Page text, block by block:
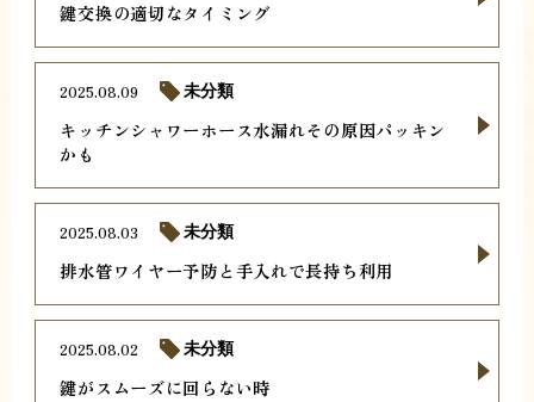
鍵交換の適切なタイミング
キッチンシャワーホース水漏れその原因パッキン
かも
2025.08.09 未分類
排水管ワイヤー予防と手入れで長持ち利用
2025.08.03 未分類
鍵がスムーズに回らない時
2025.08.02 未分類